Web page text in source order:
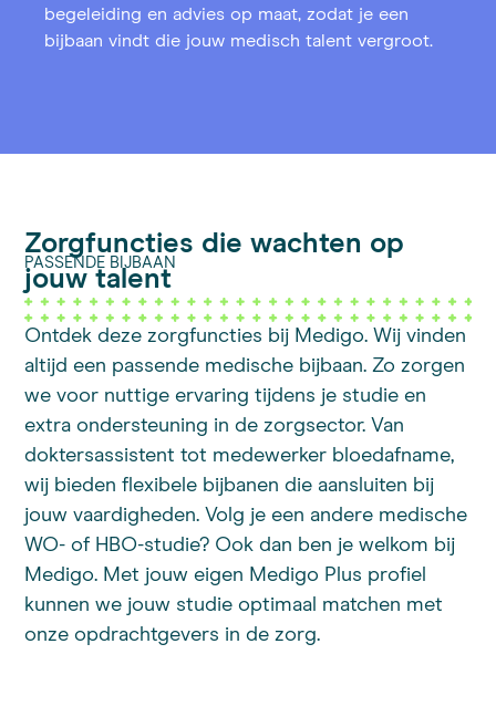
begeleiding en advies op maat, zodat je een
bijbaan vindt die jouw medisch talent vergroot.
PASSENDE BIJBAAN
Zorgfuncties die wachten op
jouw talent
Ontdek deze zorgfuncties bij Medigo. Wij vinden
altijd een passende medische bijbaan. Zo zorgen
we voor nuttige ervaring tijdens je studie en
extra ondersteuning in de zorgsector. Van
doktersassistent tot medewerker bloedafname,
wij bieden flexibele bijbanen die aansluiten bij
jouw vaardigheden. Volg je een andere medische
WO- of HBO-studie? Ook dan ben je welkom bij
Medigo. Met jouw eigen Medigo Plus profiel
kunnen we jouw studie optimaal matchen met
onze opdrachtgevers in de zorg.